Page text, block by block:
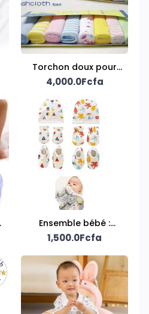
Torchon doux pour
bébé 8 pièces
4,000.0Fcfa
Ensemble bébé :
Bonnet - Gant -
1,500.0Fcfa